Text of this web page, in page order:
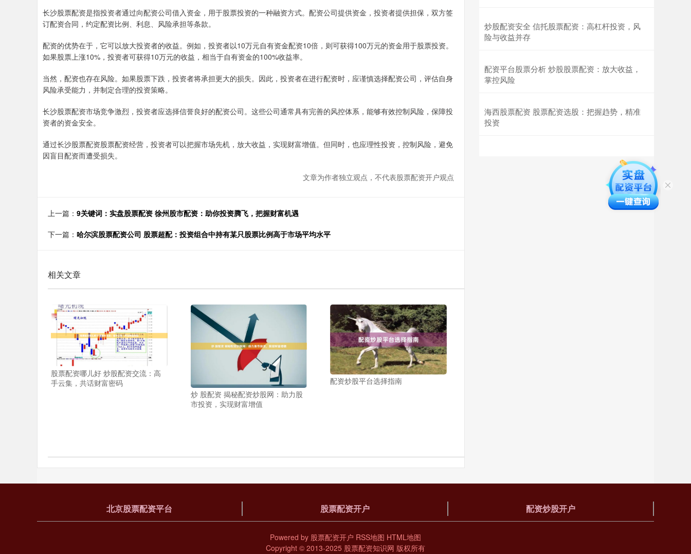
长沙股票配资是指投资者通过向配资公司借入资金，用于股票投资的一种融资方式。配资公司提供资金，投资者提供担保，双方签
订配资合同，约定配资比例、利息、风险承担等条款。
配资的优势在于，它可以放大投资者的收益。例如，投资者以10万元自有资金配资10倍，则可获得100万元的资金用于股票投资。
如果股票上涨10%，投资者可获得10万元的收益，相当于自有资金的100%收益率。
当然，配资也存在风险。如果股票下跌，投资者将承担更大的损失。因此，投资者在进行配资时，应谨慎选择配资公司，评估自身
风险承受能力，并制定合理的投资策略。
长沙股票配资市场竞争激烈，投资者应选择信誉良好的配资公司。这些公司通常具有完善的风控体系，能够有效控制风险，保障投
资者的资金安全。
通过长沙股票配资股票配资经营，投资者可以把握市场先机，放大收益，实现财富增值。但同时，也应理性投资，控制风险，避免
因盲目配资而遭受损失。
文章为作者独立观点，不代表股票配资开户观点
上一篇： 9关键词：实盘股票配资 徐州股市配资：助你投资腾飞，把握财富机遇
下一篇： 哈尔滨股票配资公司 股票超配：投资组合中持有某只股票比例高于市场平均水平
相关文章
股票配资哪儿好 炒股配资交流：高
手云集，共话财富密码
炒 股配资 揭秘配资炒股网：助力股
市投资，实现财富增值
配资炒股平台选择指南
炒股配资安全 信托股票配资：高杠杆投资，风
险与收益并存
配资平台股票分析 炒股股票配资：放大收益，
掌控风险
海西股票配资 股票配资选股：把握趋势，精准
投资
北京股票配资平台 股票配资开户 配资炒股开户
Powered by 股票配资开户 RSS地图 HTML地图
Copyright © 2013-2025 股票配资知识网 版权所有